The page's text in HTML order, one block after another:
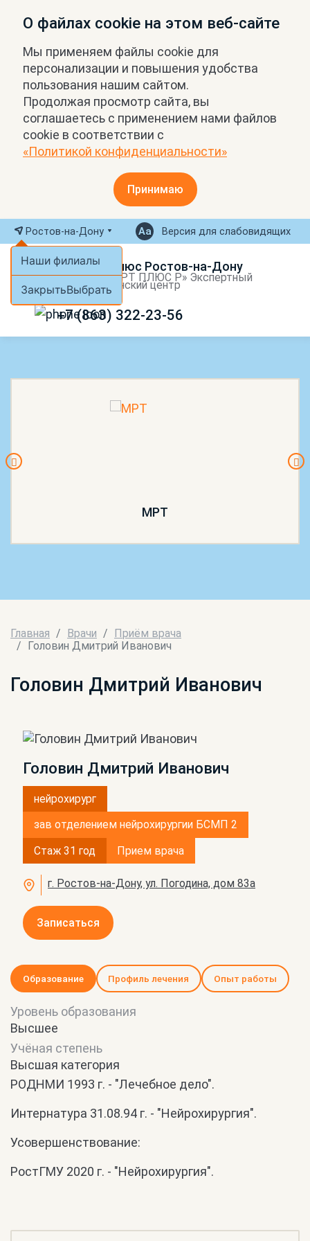
О файлах cookie на этом веб-сайте
Мы применяем файлы cookie для
персонализации и повышения удобства
пользования нашим сайтом.
Продолжая просмотр сайта, вы
соглашаетесь с применением нами файлов
cookie в соответствии с
«Политикой конфиденциальности»
Принимаю
Ростов-на-Дону
Наши филиалы
ЗакрытьВыбрать
Версия для слабовидящих
МРТ Плюс Ростов-на-Дону
ООО «МРТ ПЛЮС Р» Экспертный
медицинский центр
+7 (863) 322-23-56
МРТ
Главная Врачи
Приём врача
Головин Дмитрий Иванович
Головин Дмитрий Иванович
Головин Дмитрий Иванович
нейрохирург
зав отделением нейрохирургии БСМП 2
Стаж 31 год
Прием врача
г. Ростов-на-Дону, ул. Погодина, дом 83а
Записаться
Образование Профиль лечения Опыт работы
Уровень образования
Высшее
Учёная степень
Высшая категория
РОДНМИ 1993 г. - "Лечебное дело".
Интернатура 31.08.94 г. - "Нейрохирургия".
Усовершенствование:
РостГМУ 2020 г. - "Нейрохирургия".